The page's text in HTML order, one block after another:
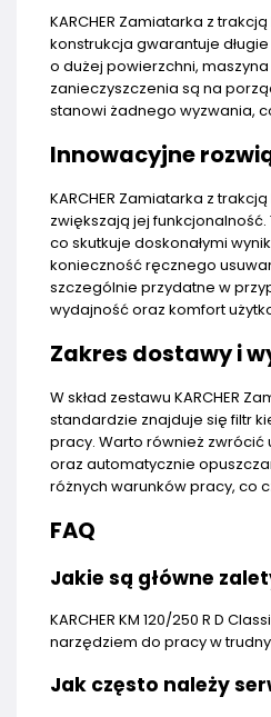
KARCHER Zamiatarka z
konstrukcja gwarantuje
o dużej powierzchni,
zanieczyszczenia są na
stanowi żadnego wyzwania,
Innowacyjne
KARCHER Zamiatarka z
zwiększają jej
co skutkuje doskonałymi
konieczność ręcznego
szczególnie przydatne w
wydajność oraz komfort
Zakres dostawy i
W skład zestawu KARCHER
standardzie znajduje się filtr
pracy. Warto również
oraz automatycznie
różnych warunków pracy, co
FAQ
Jakie są główne
KARCHER KM 120/250 R D
narzędziem do pracy w
Jak często należy